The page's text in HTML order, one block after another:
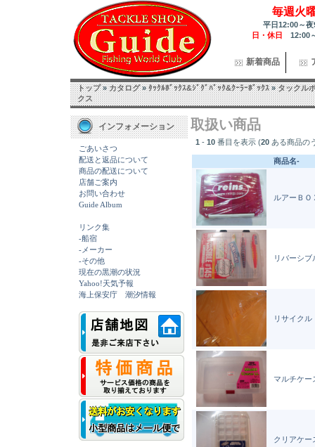
毎週火
平日12:00～
日・休日 12:00
新着商品
トップ»カタログ»ﾀｯｸﾙﾎﾞｯｸｽ&ｼﾞｸﾞﾊﾞｯｸ&ｸｰﾗｰﾎﾞｯｸｽ»タックル
クス
インフォメーション
ごあいさつ
配送と返品について
商品の配送について
店舗ご案内
お問い合わせ
Guide Album
リンク集
-船宿
-メーカー
-その他
現在の黒潮の状況
Yahoo!天気予報
海上保安庁 潮汐情報
取扱い商品
1 - 10 番目を表示 (20 ある商品の
商品名-
ルアーＢ
リバーシ
リサイク
マルチケー
クリアケー